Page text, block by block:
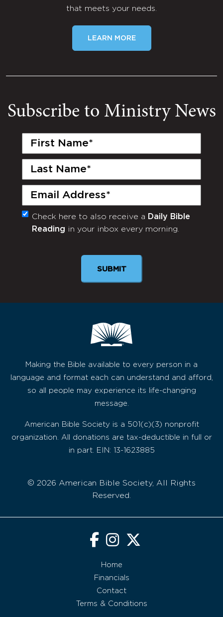
that meets your needs.
LEARN MORE
Subscribe to Ministry News
First
Last
Email
(Required)
Monthly
Newsletter
Check here to also receive a Daily Bible
Reading in your inbox every morning.
Making the Bible available to every person in a
language and format each can understand and afford,
so all people may experience its life-changing
message.
American Bible Society is a 501(c)(3) nonprofit
organization. All donations are tax-deductible in full or
in part. EIN: 13-1623885
© 2026 American Bible Society, All Rights
Reserved.
Home
Financials
Contact
Terms & Conditions